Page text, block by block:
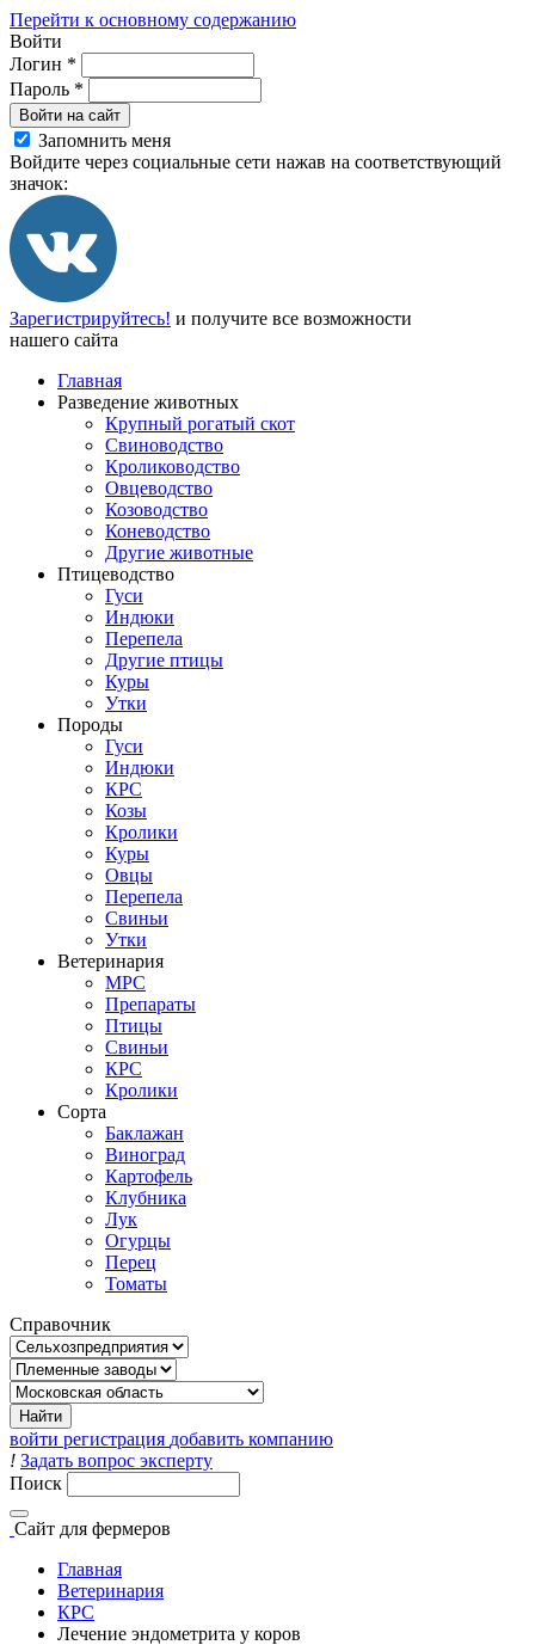
Перейти к основному содержанию
Войти
Логин *
Пароль *
Войти на сайт
Запомнить меня
Войдите через социальные сети нажав на соответствующий
значок:
Зарегистрируйтесь! и получите все возможности
нашего сайта
Главная
Разведение животных
Крупный рогатый скот
Свиноводство
Кролиководство
Овцеводство
Козоводство
Коневодство
Другие животные
Птицеводство
Гуси
Индюки
Перепела
Другие птицы
Куры
Утки
Породы
Гуси
Индюки
КРС
Козы
Кролики
Куры
Овцы
Перепела
Свиньи
Утки
Ветеринария
МРС
Препараты
Птицы
Свиньи
КРС
Кролики
Сорта
Баклажан
Виноград
Картофель
Клубника
Лук
Огурцы
Перец
Томаты
Справочник
войти регистрация добавить компанию
! Задать вопрос эксперту
Поиск
Сайт для фермеров
Главная
Ветеринария
КРС
Лечение эндометрита у коров